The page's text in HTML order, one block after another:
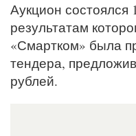
Аукцион состоялся
результатам
«Смартком» была
тендера,
рублей.